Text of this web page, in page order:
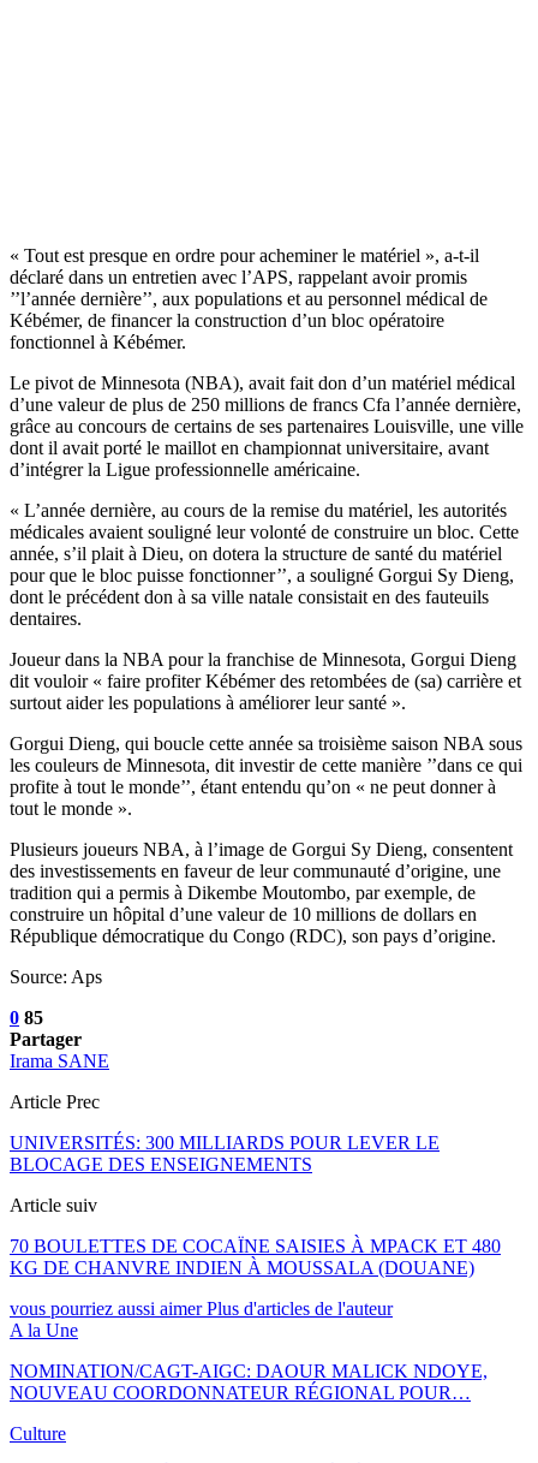
« Tout est presque en ordre pour acheminer le matériel », a-t-il
déclaré dans un entretien avec l’APS, rappelant avoir promis
’’l’année dernière’’, aux populations et au personnel médical de
Kébémer, de financer la construction d’un bloc opératoire
fonctionnel à Kébémer.
Le pivot de Minnesota (NBA), avait fait don d’un matériel médical
d’une valeur de plus de 250 millions de francs Cfa l’année dernière,
grâce au concours de certains de ses partenaires Louisville, une ville
dont il avait porté le maillot en championnat universitaire, avant
d’intégrer la Ligue professionnelle américaine.
« L’année dernière, au cours de la remise du matériel, les autorités
médicales avaient souligné leur volonté de construire un bloc. Cette
année, s’il plait à Dieu, on dotera la structure de santé du matériel
pour que le bloc puisse fonctionner’’, a souligné Gorgui Sy Dieng,
dont le précédent don à sa ville natale consistait en des fauteuils
dentaires.
Joueur dans la NBA pour la franchise de Minnesota, Gorgui Dieng
dit vouloir « faire profiter Kébémer des retombées de (sa) carrière et
surtout aider les populations à améliorer leur santé ».
Gorgui Dieng, qui boucle cette année sa troisième saison NBA sous
les couleurs de Minnesota, dit investir de cette manière ’’dans ce qui
profite à tout le monde’’, étant entendu qu’on « ne peut donner à
tout le monde ».
Plusieurs joueurs NBA, à l’image de Gorgui Sy Dieng, consentent
des investissements en faveur de leur communauté d’origine, une
tradition qui a permis à Dikembe Moutombo, par exemple, de
construire un hôpital d’une valeur de 10 millions de dollars en
République démocratique du Congo (RDC), son pays d’origine.
Source: Aps
0 85
Partager
Irama SANE
Article Prec
UNIVERSITÉS: 300 MILLIARDS POUR LEVER LE
BLOCAGE DES ENSEIGNEMENTS
Article suiv
70 BOULETTES DE COCAÏNE SAISIES À MPACK ET 480
KG DE CHANVRE INDIEN À MOUSSALA (DOUANE)
vous pourriez aussi aimer Plus d'articles de l'auteur
A la Une
NOMINATION/CAGT-AIGC: DAOUR MALICK NDOYE,
NOUVEAU COORDONNATEUR RÉGIONAL POUR…
Culture